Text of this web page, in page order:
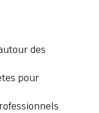
des
pour